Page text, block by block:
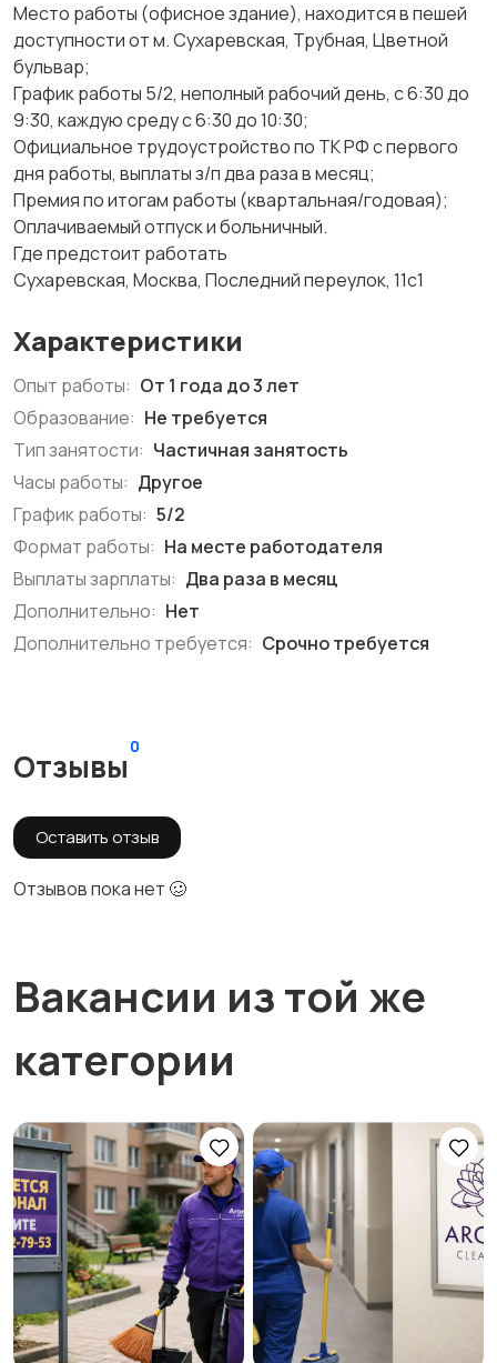
Место работы (офисное здание), находится в пешей
доступности от м. Сухаревская, Трубная, Цветной
бульвар;
График работы 5/2, неполный рабочий день, с 6:30 до
9:30, каждую среду с 6:30 до 10:30;
Официальное трудоустройство по ТК РФ с первого
дня работы, выплаты з/п два раза в месяц;
Премия по итогам работы (квартальная/годовая);
Оплачиваемый отпуск и больничный.
Где предстоит работать
Сухаревская, Москва, Последний переулок, 11с1
Характеристики
Опыт работы: От 1 года до 3 лет
Образование: Не требуется
Тип занятости: Частичная занятость
Часы работы: Другое
График работы: 5/2
Формат работы: На месте работодателя
Выплаты зарплаты: Два раза в месяц
Дополнительно: Нет
Дополнительно требуется: Срочно требуется
Отзывы
0
Оставить отзыв
Отзывов пока нет 🥴
Вакансии из той же
категории